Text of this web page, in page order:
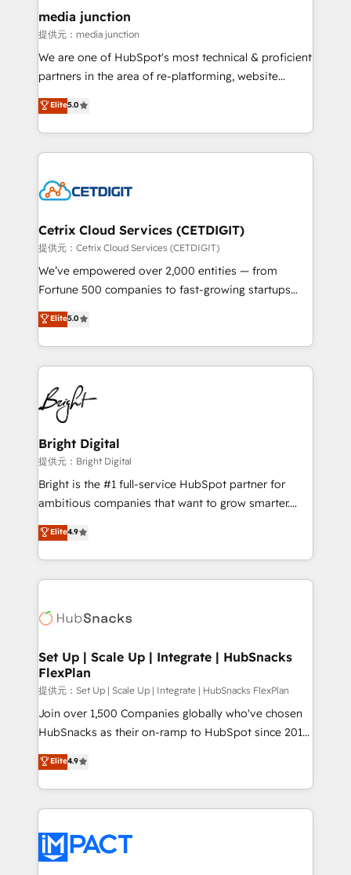
Mexico, USA, and Portugal—we've executed over a
hundred successful operations. Our approach,
rooted in RevOps principles, integrates analysis,
training, planning, and qualification. Leveraging
inbound marketing tactics, we focus on
understanding, nurturing, and converting leads.
competitive market.
media junction
提供元：media junction
We are one of HubSpot's most technical & proficient
partners in the area of re-platforming, website
design & development. We specialize in multi-hub
implementations for mid-market & enterprise
companies. We are woman-owned, powered by
coffee, and we ❤️ dogs. We produce award-winning
Impact Award 🏆2022 Technical Expertise Impact
Award 🏆2020 Elite Solutions Partner 🏆2019
Integrations HubSpot Impact Award 🏆2019
Marketing Enablement HubSpot Impact Award 🏆
2018 Website Design HubSpot Impact Award 🏆2017
Growth-Driven Design Agency of the Year 🏆2016
Sales Enablement HubSpot Impact Award 🏆2015
HubSpot COS Performance Award 🏆2014 HubSpot
COS Design Award 🏆2013 HubSpot Marketplace
Partner 📆Founded in 1997
Elite5.0
Cetrix Cloud Services (CETDIGIT)
提供元：Cetrix Cloud Services (CETDIGIT)
We’ve empowered over 2,000 entities — from
Fortune 500 companies to fast-growing startups
and nonprofits — to streamline operations, scale
revenue, and unlock the full potential of HubSpot.
With deep technical and industry expertise, we fuse
automation, integration, and AI innovation to deliver
lasting impact. We specialize in: • Turnkey and end-
to-end HubSpot implementations • Onboarding for
Sales, Service, Marketing & Content Hubs • AI voice
and chat agents, predictive automation, and smart
workflows • Salesforce + HubSpot integration •
RevOps and AI-driven sales enablement • Website
design and CMS development • ERP integration: SAP,
and CRM migration from any platform •
Client/member portals built on HubSpot • Custom
WooCommerce, BuilderTrend, and more Experience
the difference — reach out to see how AI + HubSpot
Elite5.0
Bright Digital
提供元：Bright Digital
Bright is the #1 full-service HubSpot partner for
ambitious companies that want to grow smarter.
From HubSpot onboarding, to training, from
developing a new website to lead generation and
digital marketing; we do it all (and with great
results)! In short, our services include: - HubSpot
HubSpot development: websites, custom modules,
marketing, advertising, campaigns, content and
design We connect people, data and technology to
improve customer experiences. With our bright
people, exciting ideas and can-do mentality, we
ensure revenue growth on a daily basis. So tell us
team of 100+ experts is ready for you! Driving digital
growth | www.brightdigital.com
Elite4.9
Set Up | Scale Up | Integrate | HubSnacks
FlexPlan
提供元：Set Up | Scale Up | Integrate | HubSnacks FlexPlan
Join over 1,500 Companies globally who've chosen
HubSnacks as their on-ramp to HubSpot since 2014
Simple pay-as-you-go plans that accelerate value...
1️⃣ Set Up | Onboarding New or Check-fixing existing
HubSpot portals 2️⃣ Scale Up | 100% HubSpot Task
Execution... Global 24/7 ... All Experts 3️⃣ Integrate |
Slash months from your API Integration project... ⬅️
Click "Contact Business" ⬅️ to access 150+ Kickstart
Elite4.9